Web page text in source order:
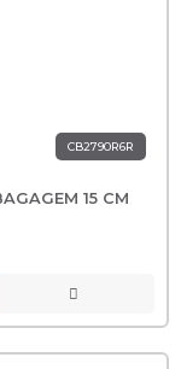
CB2790R6R
15 CM